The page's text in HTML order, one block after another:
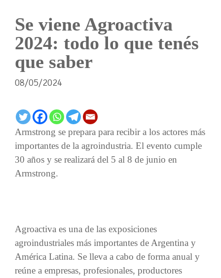
Se viene Agroactiva
2024: todo lo que tenés
que saber
08/05/2024
Armstrong se prepara para recibir a los actores más
importantes de la agroindustria. El evento cumple
30 años y se realizará del 5 al 8 de junio en
Armstrong.
Agroactiva es una de las exposiciones
agroindustriales más importantes de Argentina y
América Latina. Se lleva a cabo de forma anual y
reúne a empresas, profesionales, productores